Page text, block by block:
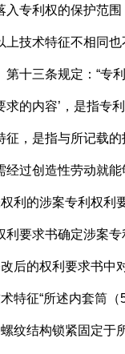
入专利权的保护范
上技术特征不相同
十三条规定：“专
的内容’，是指专
征，是指与所记载
经过创造性劳动就能
的涉案专利权利
利要求书确定涉案
后的权利要求书
特征“所述内套筒
纹结构锁紧固定于